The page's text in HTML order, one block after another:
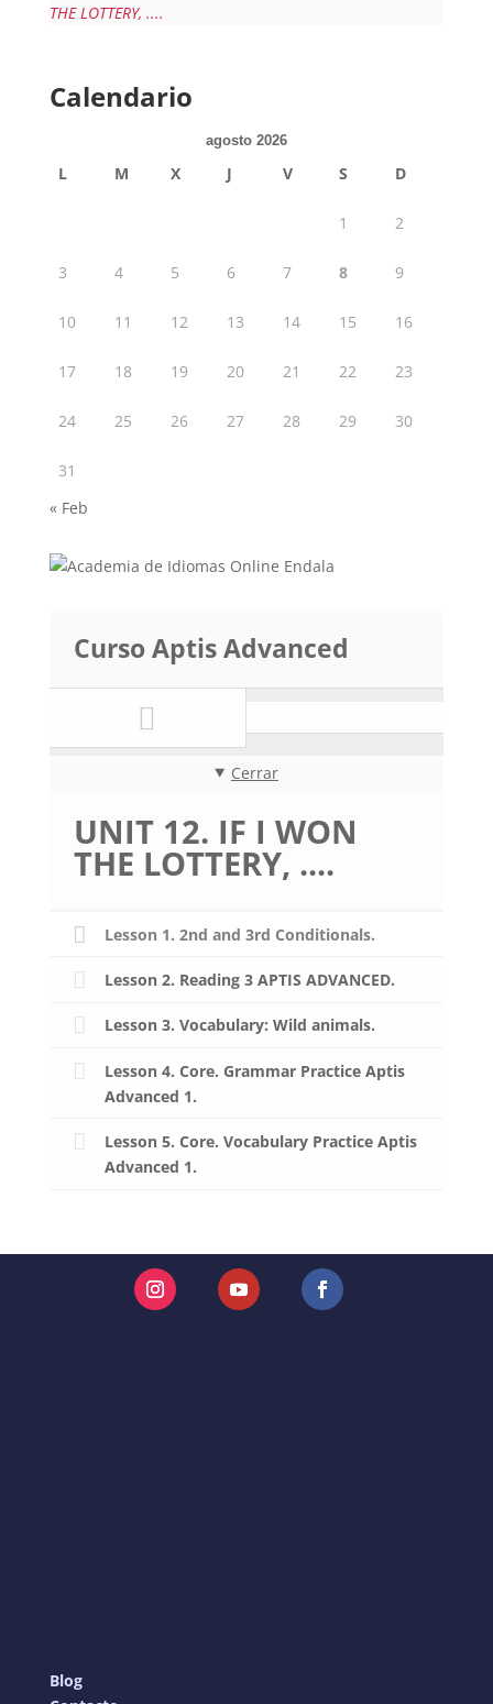
THE LOTTERY, ....
Calendario
agosto 2026
L M X J V S D
1 2
3 4 5 6 7 8 9
10 11 12 13 14 15 16
17 18 19 20 21 22 23
24 25 26 27 28 29 30
31
« Feb
Curso Aptis Advanced
Cerrar
UNIT 12. IF I WON
THE LOTTERY, ....
Lesson 1. 2nd and 3rd Conditionals.
Lesson 2. Reading 3 APTIS ADVANCED.
Lesson 3. Vocabulary: Wild animals.
Lesson 4. Core. Grammar Practice Aptis
Advanced 1.
Lesson 5. Core. Vocabulary Practice Aptis
Advanced 1.
Instagram YouTube Facebook
Blog